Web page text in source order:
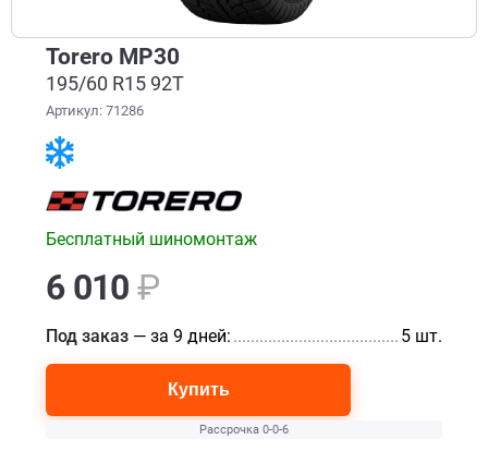
Torero MP30
195/60 R15 92T
Артикул: 71286
Бесплатный шиномонтаж
6 010₽
Под заказ — за 9 дней: 5 шт.
Купить
Рассрочка 0-0-6